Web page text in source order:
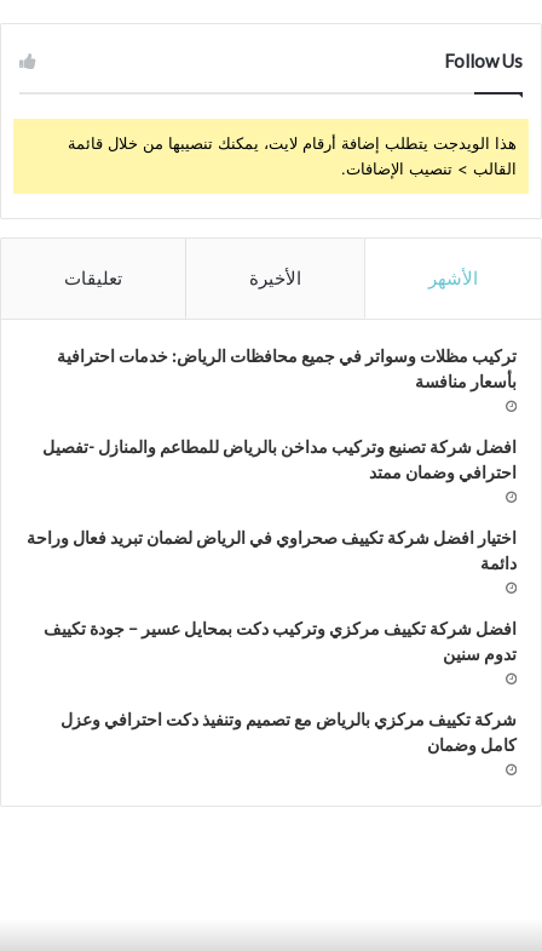
Follow Us
هذا الويدجت يتطلب إضافة أرقام لايت، يمكنك تنصيبها من خلال قائمة
القالب > تنصيب الإضافات.
الأشهر الأخيرة تعليقات
تركيب مظلات وسواتر في جميع محافظات الرياض: خدمات احترافية
بأسعار منافسة
افضل شركة تصنيع وتركيب مداخن بالرياض للمطاعم والمنازل -تفصيل
احترافي وضمان ممتد
اختيار افضل شركة تكييف صحراوي في الرياض لضمان تبريد فعال وراحة
دائمة
افضل شركة تكييف مركزي وتركيب دكت بمحايل عسير – جودة تكييف
تدوم سنين
شركة تكييف مركزي بالرياض مع تصميم وتنفيذ دكت احترافي وعزل
كامل وضمان